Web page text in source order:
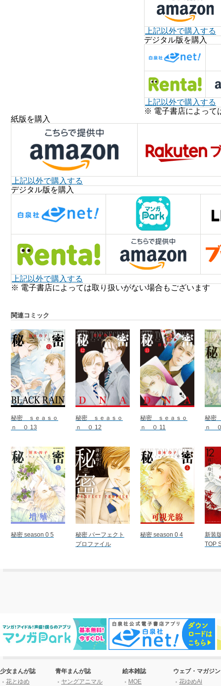
上記以外で購入する
デジタル版を購入
上記以外で購入する
※ 電子書店によって
紙版を購入
上記以外で購入する
デジタル版を購入
上記以外で購入する
※ 電子書店によっては取り扱いがない場合もございます
関連コミック
秘密 ｓｅａｓｏ
ｎ ０ 13
秘密 ｓｅａｓｏ
ｎ ０ 12
秘密 ｓｅａｓｏ
ｎ ０ 11
秘密
ｎ
秘密 season 0 5
秘密 パーフェクト
プロファイル
秘密 season 0 4
新装
TOP
少女まんが誌
花とゆめ
青年まんが誌
ヤングアニマル
絵本雑誌
MOE
ウェブ・マガジン
花ゆめAi